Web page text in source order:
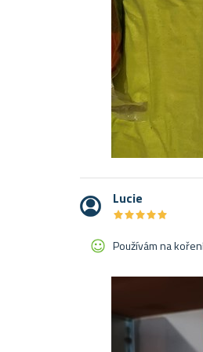
Lucie
★★★★★
★★★★★
Používám na